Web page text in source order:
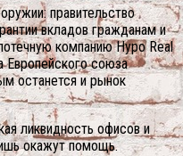
правительство
вкладов гражданам и
компанию Hypo Real
Европейского союза
останется и рынок
ликвидность офисов и
окажут помощь.